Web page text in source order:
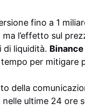
fino a 1
ma l’effetto sul
di liquidità. Binance
per mitigare
della
nelle ultime 24 ore